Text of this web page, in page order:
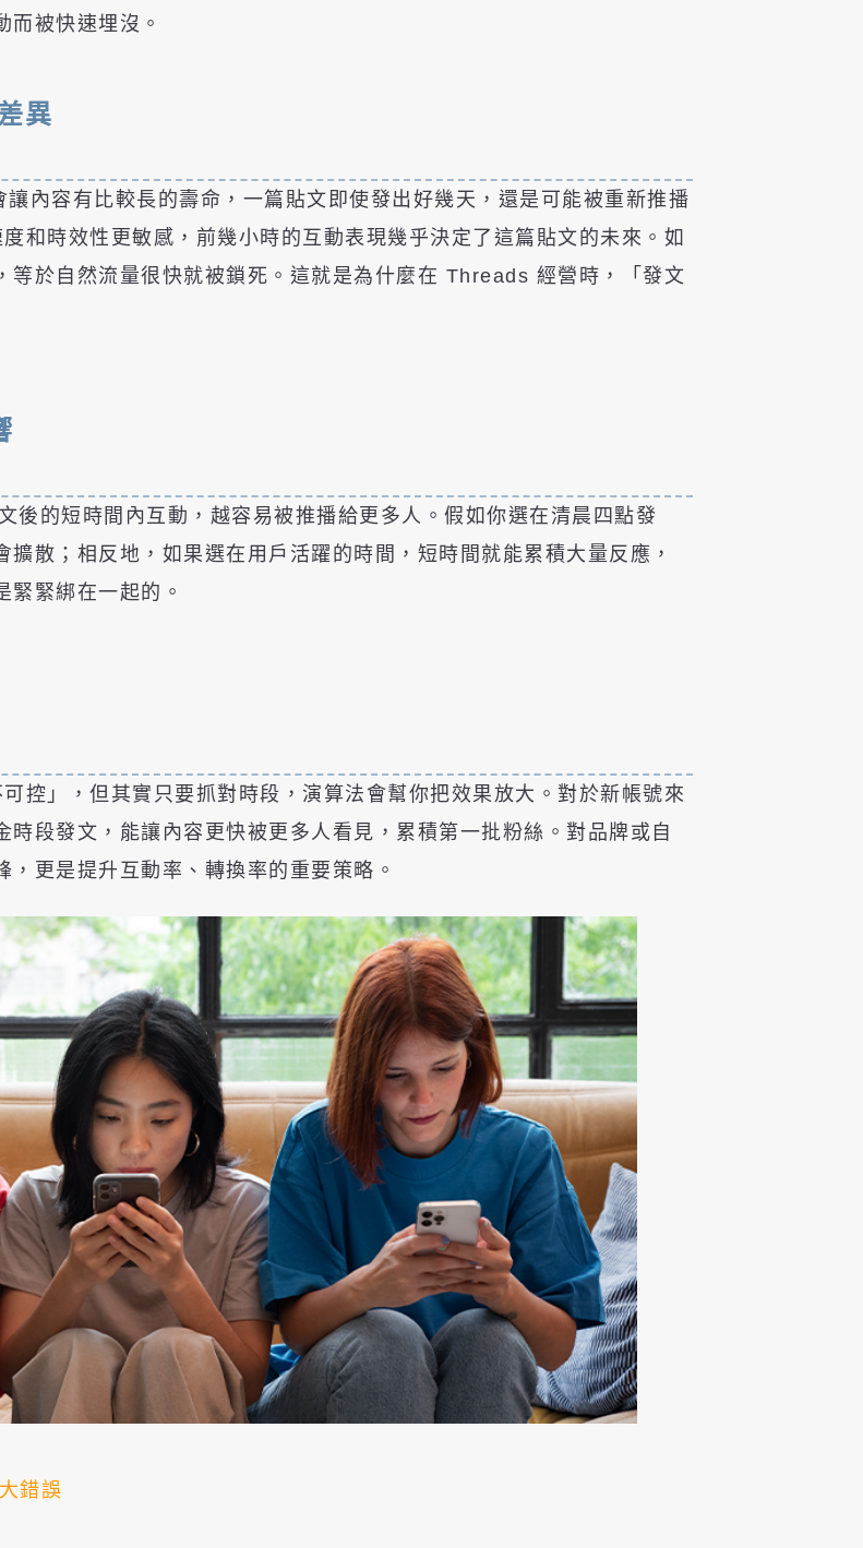
而被快速埋沒。
異
內容有比較長的壽命，一篇貼文即使發出好幾天，還是可能被重新推播
和時效性更敏感，前幾小時的互動表現幾乎決定了這篇貼文的未來。如
等於自然流量很快就被鎖死。這就是為什麼在 Threads 經營時，「發文
後的短時間內互動，越容易被推播給更多人。假如你選在清晨四點發
散；相反地，如果選在用戶活躍的時間，短時間就能累積大量反應，
緊緊綁在一起的。
控」，但其實只要抓對時段，演算法會幫你把效果放大。對於新帳號來
段發文，能讓內容更快被更多人看見，累積第一批粉絲。對品牌或自
更是提升互動率、轉換率的重要策略。
錯誤